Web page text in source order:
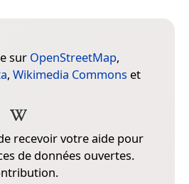
sur OpenStreetMap,
, Wikimedia Commons et
recevoir votre aide pour
de données ouvertes.